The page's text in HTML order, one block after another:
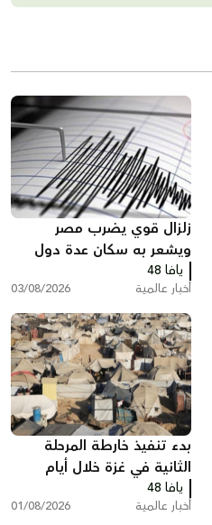
زلزال قوي يضرب مصر
ويشعر به سكان عدة دول
يافا 48
أخبار عالمية 03/08/2026
بدء تنفيذ خارطة المرحلة
الثانية في غزة خلال أيام
يافا 48
أخبار عالمية 01/08/2026